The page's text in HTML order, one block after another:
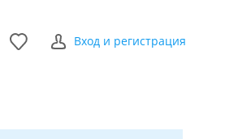
Вход и регистрация